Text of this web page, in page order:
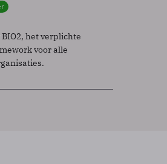
het verplichte
voor alle